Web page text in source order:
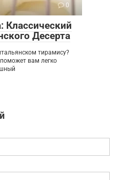
0
Классический
Десерта
тирамису?
вам легко